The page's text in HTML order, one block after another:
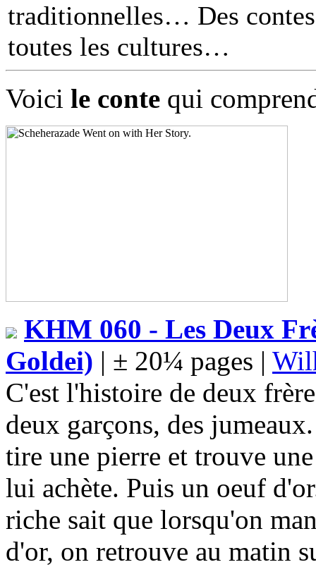
traditionnelles… Des
toutes les cultures
Voici le conte qui
KHM 060 - Les Deux
Goldei) | ± 20¼ pages |
C'est l'histoire de deux
deux garçons, des
tire une pierre et trouve
lui achète. Puis un oeuf
riche sait que lorsqu'on
d'or, on retrouve au matin